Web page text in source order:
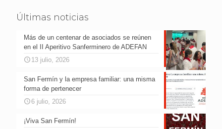
Últimas noticias
Más de un centenar de asociados se reúnen
en el II Aperitivo Sanferminero de ADEFAN
13 julio, 2026
San Fermín y la empresa familiar: una misma
forma de pertenecer
6 julio, 2026
¡Viva San Fermín!